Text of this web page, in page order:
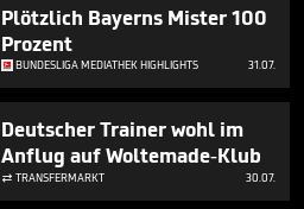
Plötzlich Bayerns Mister 100
Prozent
BUNDESLIGA MEDIATHEK HIGHLIGHTS 31.07.
Deutscher Trainer wohl im
Anflug auf Woltemade-Klub
 TRANSFERMARKT 30.07.